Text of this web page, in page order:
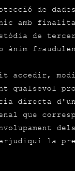
de
amb
de
ànim
qualsevol
directa
que
la